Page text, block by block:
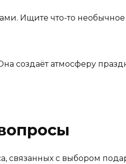
Ищите что-то
создаёт атмосферу
связанных с выбором